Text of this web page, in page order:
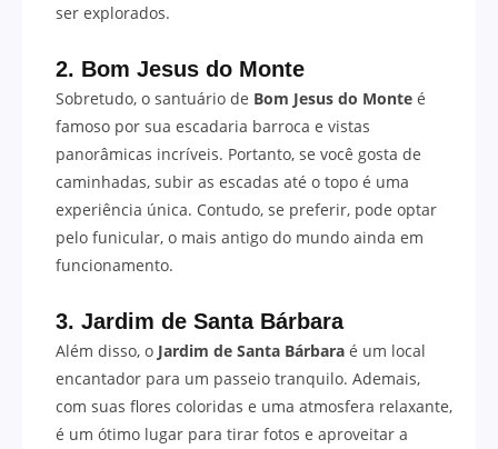
ser explorados.
2. Bom Jesus do Monte
Sobretudo, o santuário de Bom Jesus do Monte é
famoso por sua escadaria barroca e vistas
panorâmicas incríveis. Portanto, se você gosta de
caminhadas, subir as escadas até o topo é uma
experiência única. Contudo, se preferir, pode optar
pelo funicular, o mais antigo do mundo ainda em
funcionamento.
3. Jardim de Santa Bárbara
Além disso, o Jardim de Santa Bárbara é um local
encantador para um passeio tranquilo. Ademais,
com suas flores coloridas e uma atmosfera relaxante,
é um ótimo lugar para tirar fotos e aproveitar a